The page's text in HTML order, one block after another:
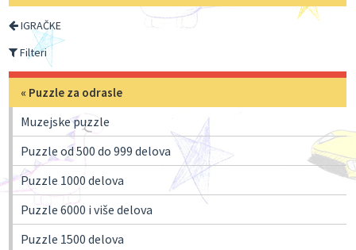
IGRAČKE
Filteri
« Puzzle za odrasle
Muzejske puzzle
Puzzle od 500 do 999 delova
Puzzle 1000 delova
Puzzle 6000 i više delova
Puzzle 1500 delova